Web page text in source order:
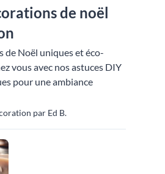
de noël
de Noël uniques et éco-
vous avec nos astuces DIY
pour une ambiance
par Ed B.